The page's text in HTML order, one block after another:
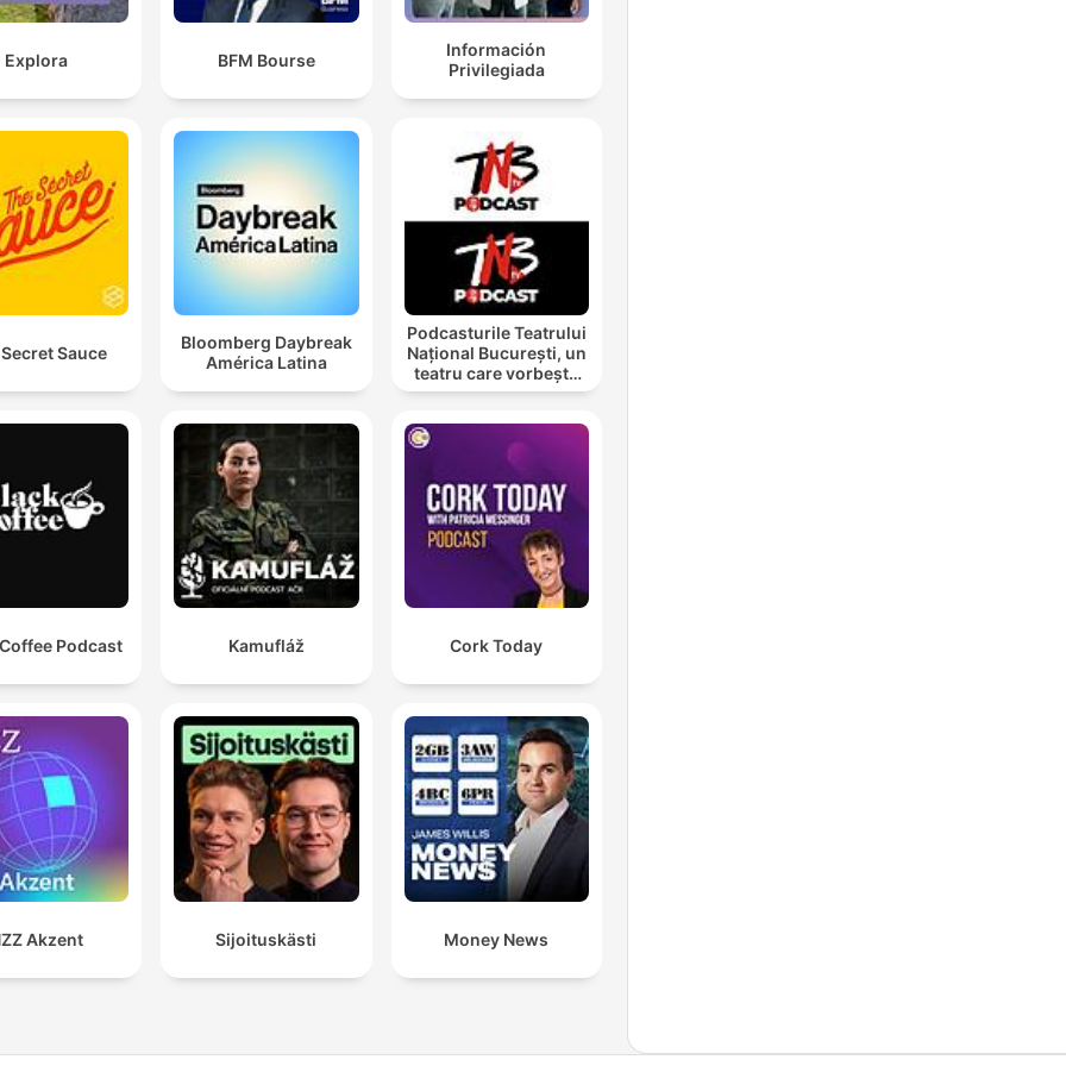
Explora BFM Bourse
Información
Privilegiada
Sauce
Bloomberg Daybreak
América Latina
Podcasturile Teatrului
Național București, un
teatru care vorbește
cu tine
Podcast Kamufláž Cork Today
Akzent Sijoituskästi Money News